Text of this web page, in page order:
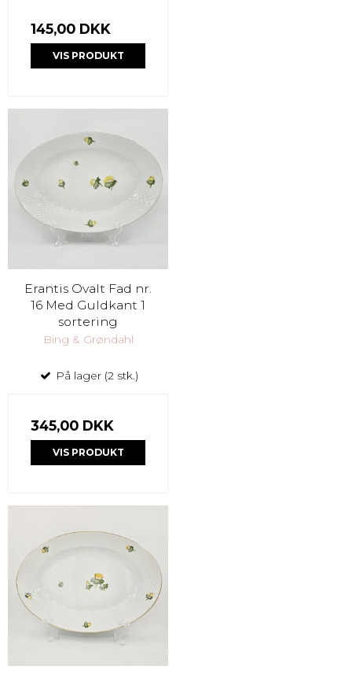
145,00 DKK
VIS PRODUKT
Erantis Ovalt Fad nr.
16 Med Guldkant 1
sortering
Bing & Grøndahl
På lager (2 stk.)
345,00 DKK
VIS PRODUKT